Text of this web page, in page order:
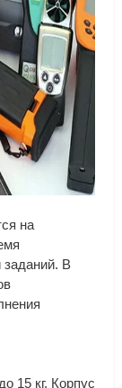
на
заданий. В
до 15 кг. Корпус